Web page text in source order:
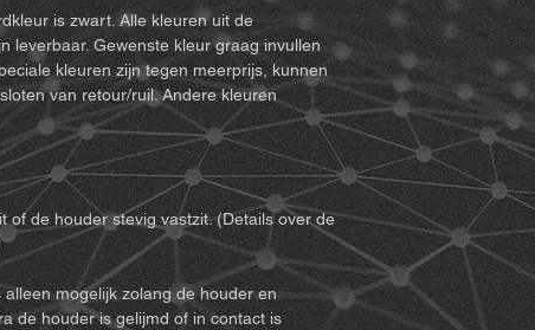
is zwart. Alle kleuren uit de
leverbaar. Gewenste kleur graag invullen
kleuren zijn tegen meerprijs, kunnen
van retour/ruil. Andere kleuren
of de houder stevig vastzit. (Details over de
mogelijk zolang de houder en
de houder is gelijmd of in contact is
Aanwijzingen:
Door
incidenteel
houders zijn
niet elke houder in
het geprinte
aangeboden.
anderen) die
het product.
2. U moet ervoor
het gebruik van het
voldoende goede
te gebruiken die
gebruikt. Verder
uw vaardigheden
gebruiken.
3. U moet
kunnen nemen voor
4. U moet de
aanwijzingen lezen